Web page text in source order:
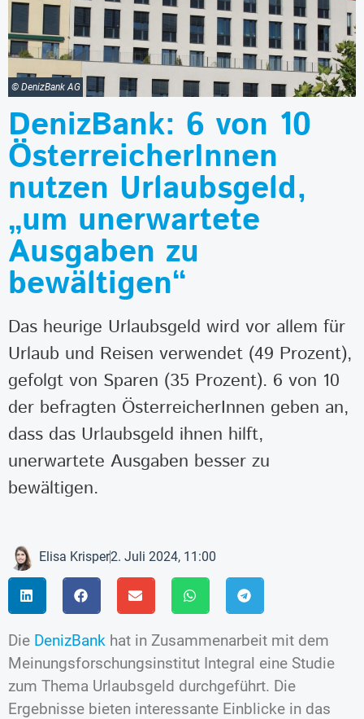
© DenizBank AG
DenizBank: 6 von 10
ÖsterreicherInnen
nutzen Urlaubsgeld,
„um unerwartete
Ausgaben zu
bewältigen“
Das heurige Urlaubsgeld wird vor allem für
Urlaub und Reisen verwendet (49 Prozent),
gefolgt von Sparen (35 Prozent). 6 von 10
der befragten ÖsterreicherInnen geben an,
dass das Urlaubsgeld ihnen hilft,
unerwartete Ausgaben besser zu
bewältigen.
Elisa Krisper2. Juli 2024, 11:00
Die DenizBank hat in Zusammenarbeit mit dem
Meinungsforschungsinstitut Integral eine Studie
zum Thema Urlaubsgeld durchgeführt. Die
Ergebnisse bieten interessante Einblicke in das